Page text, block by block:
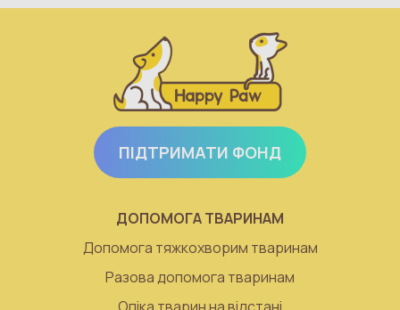
ПІДТРИМАТИ ФОНД
ДОПОМОГА ТВАРИНАМ
Допомога тяжкохворим тваринам
Разова допомога тваринам